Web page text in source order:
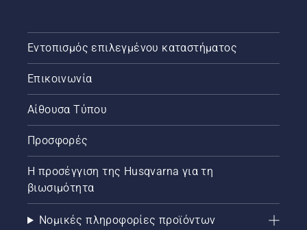
Εντοπισμός επιλεγμένου καταστήματος
Επικοινωνία
Αίθουσα Τύπου
Προσφορές
Η προσέγγιση της Husqvarna για τη
βιωσιμότητα
Νομικές πληροφορίες προϊόντων